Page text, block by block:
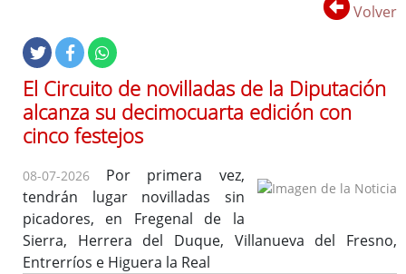
Noticias
Lista
de
distribución
Volver
El Circuito de novilladas de la Diputación
alcanza su decimocuarta edición con
cinco festejos
08-07-2026 Por primera vez,
tendrán lugar novilladas sin
picadores, en Fregenal de la
Sierra, Herrera del Duque, Villanueva del Fresno,
Entrerríos e Higuera la Real